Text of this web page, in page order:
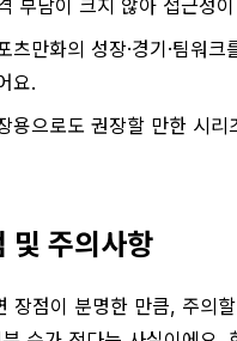
부담이 크지 않아 접근성
츠만화의 성장·경기·팀워크
요.
용으로도 권장할 만한 시리
및 주의사항
장점이 분명한 만큼, 주의